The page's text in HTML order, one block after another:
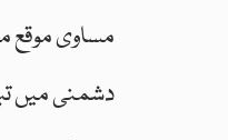
مساوی موقع
دشمنی میں